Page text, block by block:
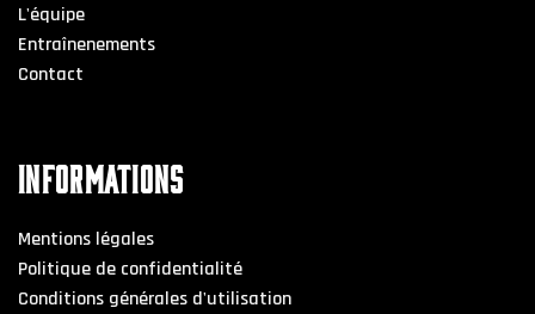
L'équipe
Entraînenements
Contact
INFORMATIONS
Mentions légales
Politique de confidentialité
Conditions générales d'utilisation